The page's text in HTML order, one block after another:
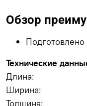
Обзор
Подготовлено
Технические
Длина:
Ширина:
Толщина: